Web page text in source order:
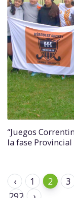
“Juegos
la fase Provincial
‹ 1 2 3